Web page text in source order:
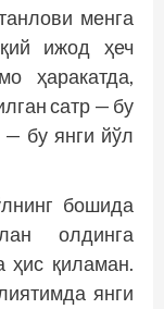
менга
ижод ҳеч
ҳаракатда,
сатр — бу
бу янги йўл
бошида
олдинга
ҳис қиламан.
янги